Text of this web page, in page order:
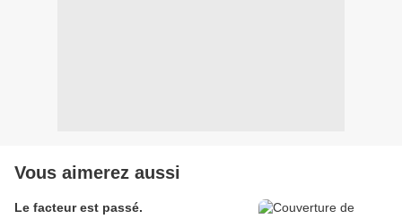
Vous aimerez aussi
Le facteur est passé.